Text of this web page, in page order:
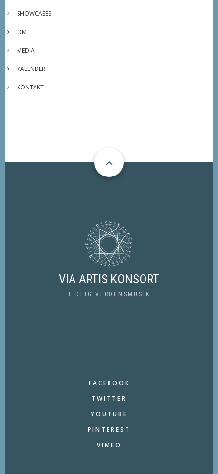
SHOWCASES
OM
MEDIA
KALENDER
KONTAKT
VIA ARTIS KONSORT
TIDLIG VERDENSMUSIK
FACEBOOK
TWITTER
YOUTUBE
PINTEREST
VIMEO